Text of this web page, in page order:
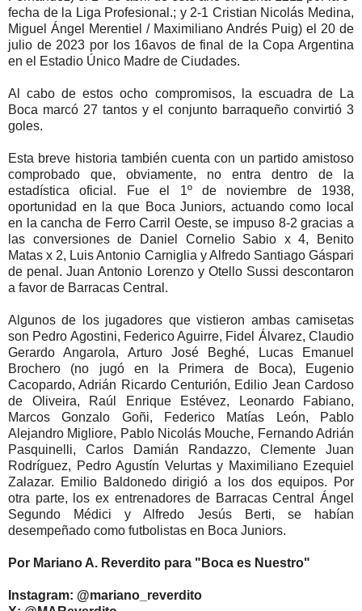
fecha de la Liga Profesional.; y 2-1 Cristian Nicolás Medina,
Miguel Ángel Merentiel / Maximiliano Andrés Puig) el 20 de
julio de 2023 por los 16avos de final de la Copa Argentina
en el Estadio Único Madre de Ciudades.
Al cabo de estos ocho compromisos, la escuadra de La
Boca marcó 27 tantos y el conjunto barraqueño convirtió 3
goles.
Esta breve historia también cuenta con un partido amistoso
comprobado que, obviamente, no entra dentro de la
estadística oficial. Fue el 1º de noviembre de 1938,
oportunidad en la que Boca Juniors, actuando como local
en la cancha de Ferro Carril Oeste, se impuso 8-2 gracias a
las conversiones de Daniel Cornelio Sabio x 4, Benito
Matas x 2, Luis Antonio Carniglia y Alfredo Santiago Gáspari
de penal. Juan Antonio Lorenzo y Otello Sussi descontaron
a favor de Barracas Central.
Algunos de los jugadores que vistieron ambas camisetas
son Pedro Agostini, Federico Aguirre, Fidel Álvarez, Claudio
Gerardo Angarola, Arturo José Beghé, Lucas Emanuel
Brochero (no jugó en la Primera de Boca), Eugenio
Cacopardo, Adrián Ricardo Centurión, Edilio Jean Cardoso
de Oliveira, Raúl Enrique Estévez, Leonardo Fabiano,
Marcos Gonzalo Goñi, Federico Matías León, Pablo
Alejandro Migliore, Pablo Nicolás Mouche, Fernando Adrián
Pasquinelli, Carlos Damián Randazzo, Clemente Juan
Rodríguez, Pedro Agustín Velurtas y Maximiliano Ezequiel
Zalazar. Emilio Baldonedo dirigió a los dos equipos. Por
otra parte, los ex entrenadores de Barracas Central Ángel
Segundo Médici y Alfredo Jesús Berti, se habían
desempeñado como futbolistas en Boca Juniors.
Por Mariano A. Reverdito para "Boca es Nuestro"
Instagram: @mariano_reverdito